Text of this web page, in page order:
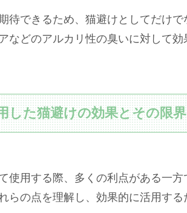
待できるため、猫避けとしてだけで
どのアルカリ性の臭いに対して効
した猫避けの効果とその限界
使用する際、多くの利点がある一方
らの点を理解し、効果的に活用す